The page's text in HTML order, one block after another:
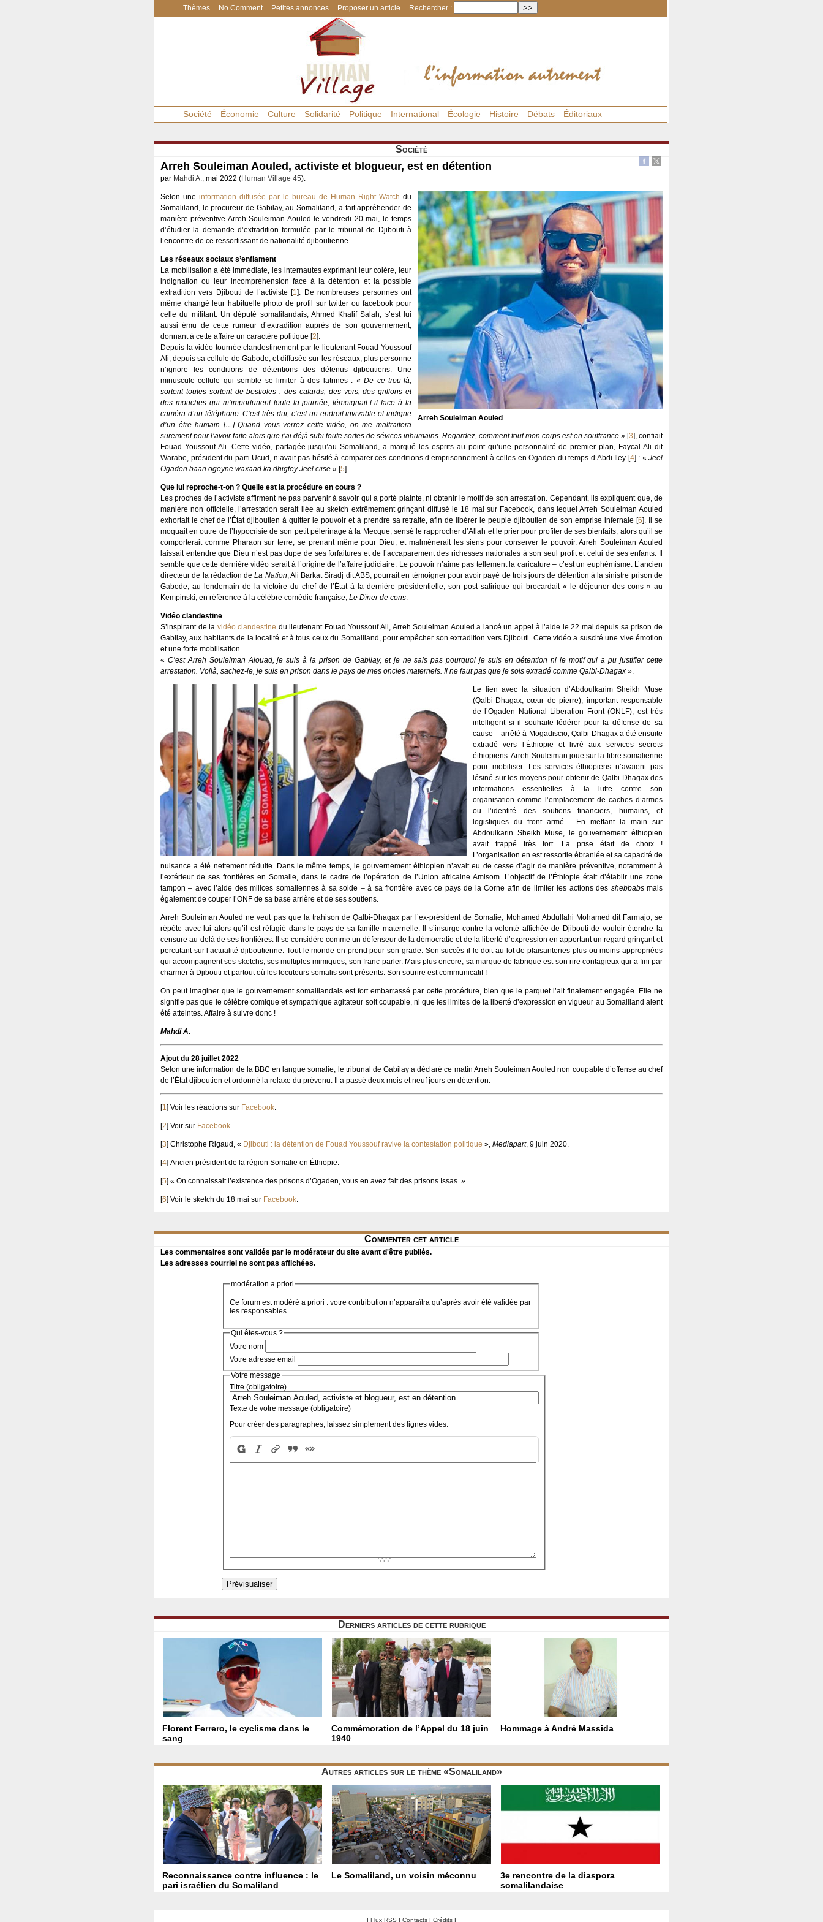
Thèmes No Comment Petites annonces Proposer un article Rechercher :
Société Économie Culture Solidarité Politique International Écologie Histoire Débats Éditoriaux
Société
Arreh Souleiman Aouled, activiste et blogueur, est en détention
par Mahdi A., mai 2022 (Human Village 45).
Arreh Souleiman Aouled
Selon une information diffusée par le bureau de Human Right Watch du
Somaliland, le procureur de Gabilay, au Somaliland, a fait appréhender de
manière préventive Arreh Souleiman Aouled le vendredi 20 mai, le temps
d’étudier la demande d’extradition formulée par le tribunal de Djibouti à
l’encontre de ce ressortissant de nationalité djiboutienne.
Les réseaux sociaux s’enflament
La mobilisation a été immédiate, les internautes exprimant leur colère, leur
indignation ou leur incompréhension face à la détention et la possible
extradition vers Djibouti de l’activiste [1]. De nombreuses personnes ont
même changé leur habituelle photo de profil sur twitter ou facebook pour
celle du militant. Un député somalilandais, Ahmed Khalif Salah, s’est lui
aussi ému de cette rumeur d’extradition auprès de son gouvernement,
donnant à cette affaire un caractère politique [2].
Depuis la vidéo tournée clandestinement par le lieutenant Fouad Youssouf
Ali, depuis sa cellule de Gabode, et diffusée sur les réseaux, plus personne
n’ignore les conditions de détentions des détenus djiboutiens. Une
minuscule cellule qui semble se limiter à des latrines : «De ce trou-là,
sortent toutes sortent de bestioles : des cafards, des vers, des grillons et
des mouches qui m’importunent toute la journée, témoignait-t-il face à la
caméra d’un téléphone. C’est très dur, c’est un endroit invivable et indigne
d’un être humain […] Quand vous verrez cette vidéo, on me maltraitera
surement pour l’avoir faite alors que j’ai déjà subi toute sortes de sévices inhumains. Regardez, comment tout mon corps est en souffrance » [3], confiait
Fouad Youssouf Ali. Cette vidéo, partagée jusqu’au Somaliland, a marqué les esprits au point qu’une personnalité de premier plan, Faycal Ali dit
Warabe, président du parti Ucud, n’avait pas hésité à comparer ces conditions d’emprisonnement à celles en Ogaden du temps d’Abdi Iley [4] : « Jeel
Ogaden baan ogeyne waxaad ka dhigtey Jeel ciise » [5] .
Que lui reproche-t-on ? Quelle est la procédure en cours ?
Les proches de l’activiste affirment ne pas parvenir à savoir qui a porté plainte, ni obtenir le motif de son arrestation. Cependant, ils expliquent que, de
manière non officielle, l’arrestation serait liée au sketch extrêmement grinçant diffusé le 18 mai sur Facebook, dans lequel Arreh Souleiman Aouled
exhortait le chef de l’État djiboutien à quitter le pouvoir et à prendre sa retraite, afin de libérer le peuple djiboutien de son emprise infernale [6]. Il se
moquait en outre de l’hypocrisie de son petit pèlerinage à la Mecque, sensé le rapprocher d’Allah et le prier pour profiter de ses bienfaits, alors qu’il se
comporterait comme Pharaon sur terre, se prenant même pour Dieu, et malmènerait les siens pour conserver le pouvoir. Arreh Souleiman Aouled
laissait entendre que Dieu n’est pas dupe de ses forfaitures et de l’accaparement des richesses nationales à son seul profit et celui de ses enfants. Il
semble que cette dernière vidéo serait à l’origine de l’affaire judiciaire. Le pouvoir n’aime pas tellement la caricature – c’est un euphémisme. L’ancien
directeur de la rédaction deLa Nation, Ali Barkat Siradj dit ABS, pourrait en témoigner pour avoir payé de trois jours de détention à la sinistre prison de
Gabode, au lendemain de la victoire du chef de l’État à la dernière présidentielle, son post satirique qui brocardait « le déjeuner des cons » au
Kempinski, en référence à la célèbre comédie française, Le Dîner de cons.
Vidéo clandestine
S’inspirant de la vidéo clandestine du lieutenant Fouad Youssouf Ali, Arreh Souleiman Aouled a lancé un appel à l’aide le 22 mai depuis sa prison de
Gabilay, aux habitants de la localité et à tous ceux du Somaliland, pour empêcher son extradition vers Djibouti. Cette vidéo a suscité une vive émotion
et une forte mobilisation.
« C’est Arreh Souleiman Alouad, je suis à la prison de Gabilay, et je ne sais pas pourquoi je suis en détention ni le motif qui a pu justifier cette
arrestation. Voilà, sachez-le, je suis en prison dans le pays de mes oncles maternels. Il ne faut pas que je sois extradé comme Qalbi-Dhagax ».
Le lien avec la situation d’Abdoulkarim Sheikh Muse
(Qalbi-Dhagax, cœur de pierre), important responsable
de l’Ogaden National Liberation Front (ONLF), est très
intelligent si il souhaite fédérer pour la défense de sa
cause – arrêté à Mogadiscio, Qalbi-Dhagax a été ensuite
extradé vers l’Éthiopie et livré aux services secrets
éthiopiens. Arreh Souleiman joue sur la fibre somalienne
pour mobiliser. Les services éthiopiens n’avaient pas
lésiné sur les moyens pour obtenir de Qalbi-Dhagax des
informations essentielles à la lutte contre son
organisation comme l’emplacement de caches d’armes
ou l’identité des soutiens financiers, humains, et
logistiques du front armé… En mettant la main sur
Abdoulkarin Sheikh Muse, le gouvernement éthiopien
avait frappé très fort. La prise était de choix !
L’organisation en est ressortie ébranlée et sa capacité de
nuisance a été nettement réduite. Dans le même temps, le gouvernement éthiopien n’avait eu de cesse d’agir de manière préventive, notamment à
l’extérieur de ses frontières en Somalie, dans le cadre de l’opération de l’Union africaine Amisom. L’objectif de l’Éthiopie était d’établir une zone
tampon – avec l’aide des milices somaliennes à sa solde – à sa frontière avec ce pays de la Corne afin de limiter les actions des shebbabsmais
également de couper l’ONF de sa base arrière et de ses soutiens.
Arreh Souleiman Aouled ne veut pas que la trahison de Qalbi-Dhagax par l’ex-président de Somalie, Mohamed Abdullahi Mohamed dit Farmajo, se
répète avec lui alors qu’il est réfugié dans le pays de sa famille maternelle. Il s’insurge contre la volonté affichée de Djibouti de vouloir étendre la
censure au-delà de ses frontières. Il se considère comme un défenseur de la démocratie et de la liberté d’expression en apportant un regard grinçant et
percutant sur l’actualité djiboutienne. Tout le monde en prend pour son grade. Son succès il le doit au lot de plaisanteries plus ou moins appropriées
qui accompagnent ses sketchs, ses multiples mimiques, son franc-parler. Mais plus encore, sa marque de fabrique est son rire contagieux qui a fini par
charmer à Djibouti et partout où les locuteurs somalis sont présents. Son sourire est communicatif !
On peut imaginer que le gouvernement somalilandais est fort embarrassé par cette procédure, bien que le parquet l’ait finalement engagée. Elle ne
signifie pas que le célèbre comique et sympathique agitateur soit coupable, ni que les limites de la liberté d’expression en vigueur au Somaliland aient
été atteintes. Affaire à suivre donc !
Mahdi A.
Ajout du 28 juillet 2022
Selon une information de la BBC en langue somalie, le tribunal de Gabilay a déclaré ce matin Arreh Souleiman Aouled non coupable d’offense au chef
de l’État djiboutien et ordonné la relaxe du prévenu. Il a passé deux mois et neuf jours en détention.
[1] Voir les réactions sur Facebook.
[2] Voir sur Facebook.
[3] Christophe Rigaud, « Djibouti : la détention de Fouad Youssouf ravive la contestation politique », Mediapart, 9 juin 2020.
[4] Ancien président de la région Somalie en Éthiopie.
[5] « On connaissait l’existence des prisons d’Ogaden, vous en avez fait des prisons Issas. »
[6] Voir le sketch du 18 mai sur Facebook.
Commenter cet article
Les commentaires sont validés par le modérateur du site avant d'être publiés.
Les adresses courriel ne sont pas affichées.
modération a priori
Ce forum est modéré a priori : votre contribution n’apparaîtra qu’après avoir été validée par
les responsables.
Qui êtes-vous ?
Votre nom
Votre adresse email
Votre message
Titre (obligatoire)
Texte de votre message (obligatoire)
Pour créer des paragraphes, laissez simplement des lignes vides.
Derniers articles de cette rubrique
Florent Ferrero, le cyclisme dans le
sang
Commémoration de l’Appel du 18 juin
1940
Hommage à André Massida
Autres articles sur le thème «Somaliland»
Reconnaissance contre influence : le
pari israélien du Somaliland
Le Somaliland, un voisin méconnu
3e rencontre de la diaspora
somalilandaise
| Flux RSS | Contacts | Crédits |